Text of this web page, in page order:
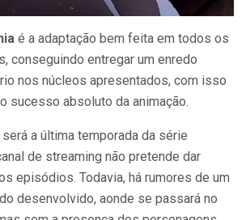
é a adaptação bem feita em todos os
conseguindo entregar um enredo
nos núcleos apresentados, com isso
sucesso absoluto da animação.
a última temporada da série
de streaming não pretende dar
episódios. Todavia, há rumores de um
desenvolvido, aonde se passará no